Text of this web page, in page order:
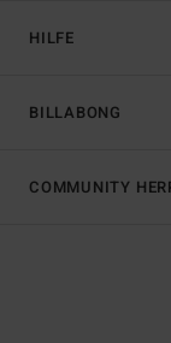
HILFE
BILLABONG
COMMUNITY